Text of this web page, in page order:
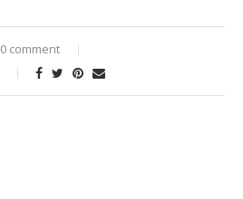
0 comment